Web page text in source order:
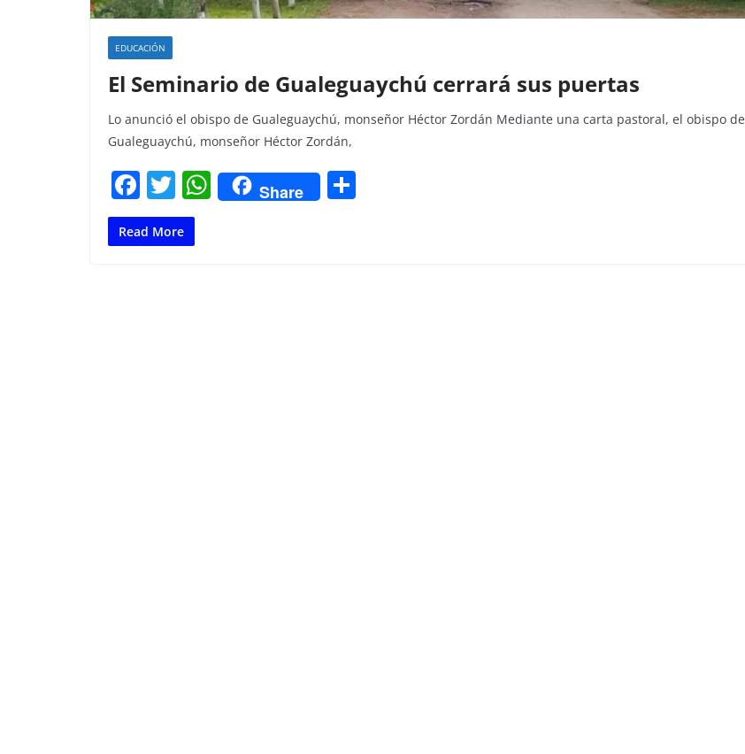
EDUCACIÓN
El Seminario de Gualeguaychú cerrará sus puertas
Lo anunció el obispo de Gualeguaychú, monseñor Héctor Zordán Mediante una carta pastoral, el obispo de
Gualeguaychú, monseñor Héctor Zordán,
F
a
c
T
w
itt
W
h
Share
Read More